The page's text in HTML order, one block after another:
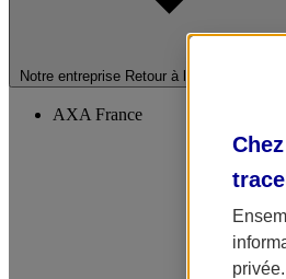
Notre entreprise Retour à la section
AXA France
privée.